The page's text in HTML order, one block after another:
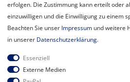
erfolgen. Die Zustimmung kann erteilt oder
einzuwilligen und die Einwilligung zu einem
Beachten Sie unser Impressum und weitere
in unserer Daten­schutz­erklärung.
Essenziell
Externe Medien